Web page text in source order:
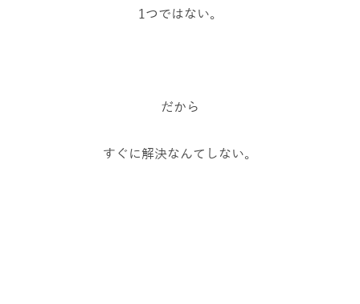
1つではない。
だから
すぐに解決なんてしない。